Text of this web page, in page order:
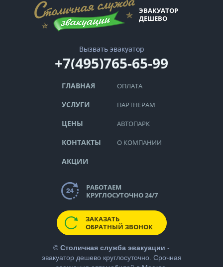
ЭВАКУАТОР
ДЕШЕВО
Вызвать эвакуатор
+7(495)765-65-99
ГЛАВНАЯ
УСЛУГИ
ЦЕНЫ
КОНТАКТЫ
АКЦИИ
ОПЛАТА
ПАРТНЕРАМ
АВТОПАРК
О КОМПАНИИ
РАБОТАЕМ
КРУГЛОСУТОЧНО 24/7
ЗАКАЗАТЬ
ОБРАТНЫЙ ЗВОНОК
© Столичная служба эвакуации -
эвакуатор дешевокруглосуточно. Срочная